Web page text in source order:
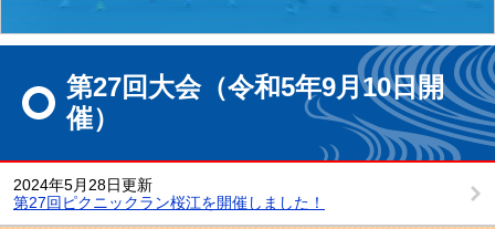
第27回大会（令和5年9月10日開
催）
2024年5月28日更新
第27回ピクニックラン桜江を開催しました！